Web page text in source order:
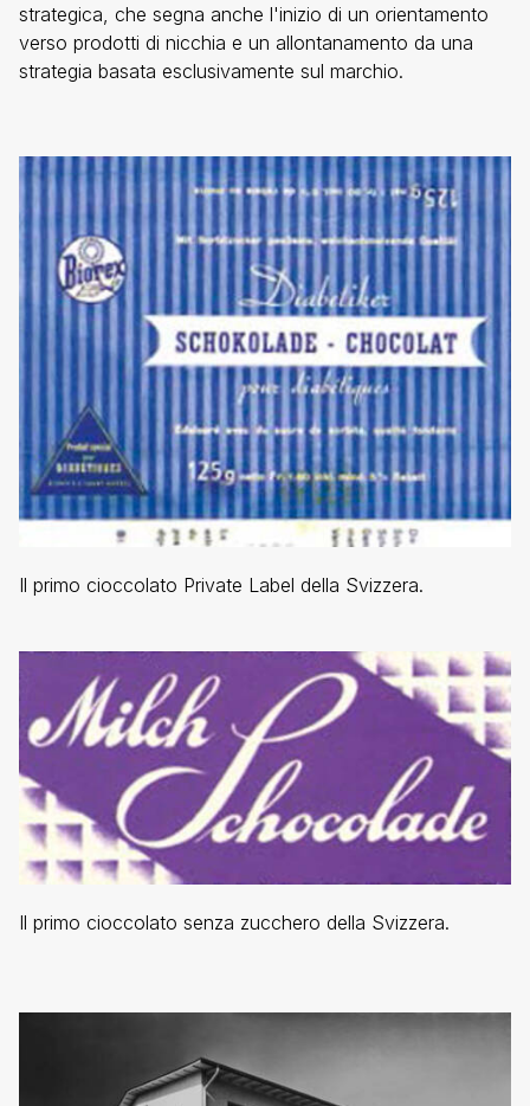
Il primo cioccolato Private Label della Svizzera.
Il primo cioccolato senza zucchero della Svizzera.
strategica, che segna anche l'inizio di un orientamento
verso prodotti di nicchia e un allontanamento da una
strategia basata esclusivamente sul marchio.